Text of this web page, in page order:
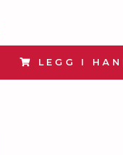
LEGG I